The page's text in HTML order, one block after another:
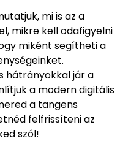
mi is az a
mikre kell odafigyelni
miként segítheti a
hátrányokkal jár a
a modern digitális
a tangens
felfrissíteni az
szól!